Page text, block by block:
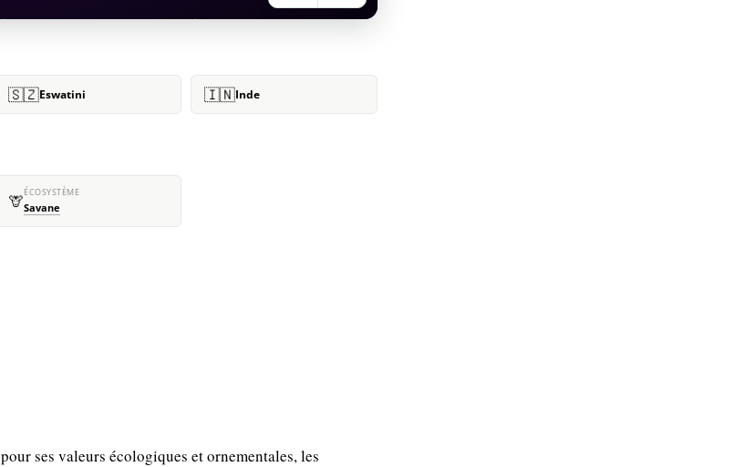
🇸🇿Eswatini 🇮🇳Inde
🦒ÉCOSYSTÈME
Savane
ses valeurs écologiques et ornementales, les